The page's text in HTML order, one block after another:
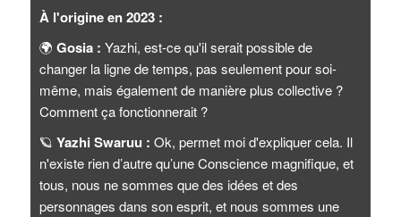
À l'origine en 2023 :
🌍 Gosia : Yazhi, est-ce qu'il serait possible de
changer la ligne de temps, pas seulement pour soi-
même, mais également de manière plus collective ?
Comment ça fonctionnerait ?
🪐 Yazhi Swaruu : Ok, permet moi d'expliquer cela. Il
n'existe rien d’autre qu’une Conscience magnifique, et
tous, nous ne sommes que des idées et des
personnages dans son esprit, et nous sommes une